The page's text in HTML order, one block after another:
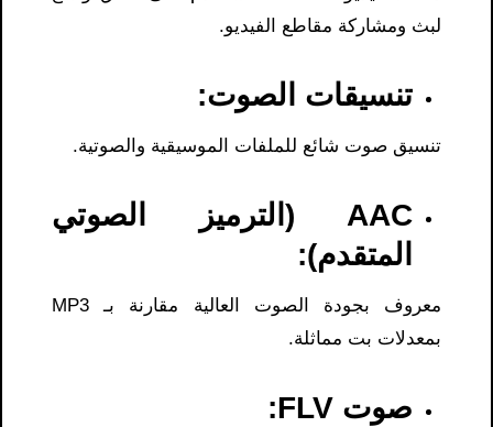
لبث ومشاركة مقاطع الفيديو.
تنسيقات الصوت:
تنسيق صوت شائع للملفات الموسيقية والصوتية.
AAC (الترميز الصوتي
المتقدم):
معروف بجودة الصوت العالية مقارنة بـ MP3
بمعدلات بت مماثلة.
صوت FLV: